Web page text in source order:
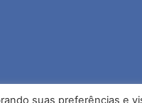
suas preferências e